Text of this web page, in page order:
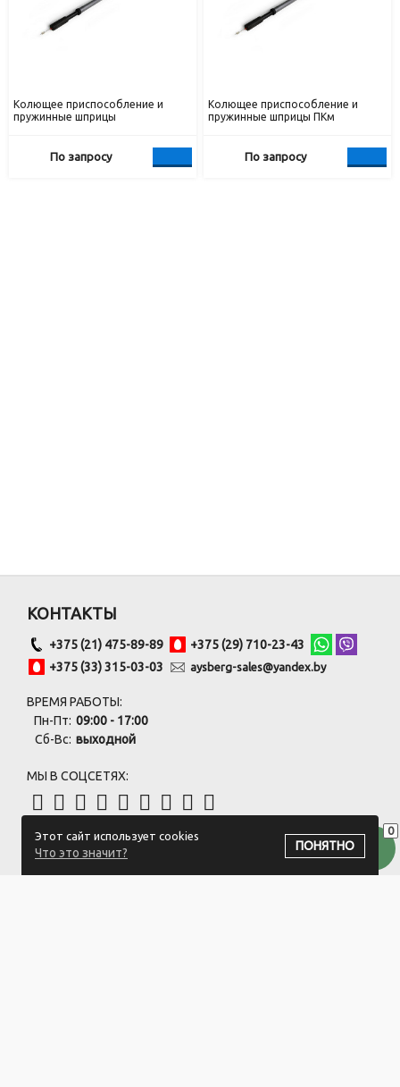
Колющее приспособление и
пружинные шприцы
По запросу
Колющее приспособление и
пружинные шприцы ПКм
По запросу
0
Этот сайт использует cookies
Что это значит?
ПОНЯТНО
КОНТАКТЫ
+375 (21) 475-89-89
+375 (29) 710-23-43
+375 (33) 315-03-03
aysberg-sales@yandex.by
ВРЕМЯ РАБОТЫ:
Пн-Пт: 09:00 - 17:00
Сб-Вс: выходной
МЫ В СОЦСЕТЯХ:
ПОДПИСАТЬСЯ НА РАССЫЛКУ